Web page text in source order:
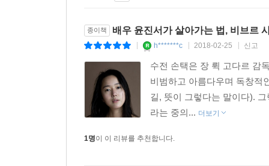
종이책 배우 윤진서가 살아가는 법, 비브르
h*******c 2018-02-25 신고
수전 손택은 장 뤽 고다르 감
비범하고 아름다우며 독창적
길, 뜻이 그렇다는 말이다).
라는 중의... 더보기
1명이 이 리뷰를 추천합니다.